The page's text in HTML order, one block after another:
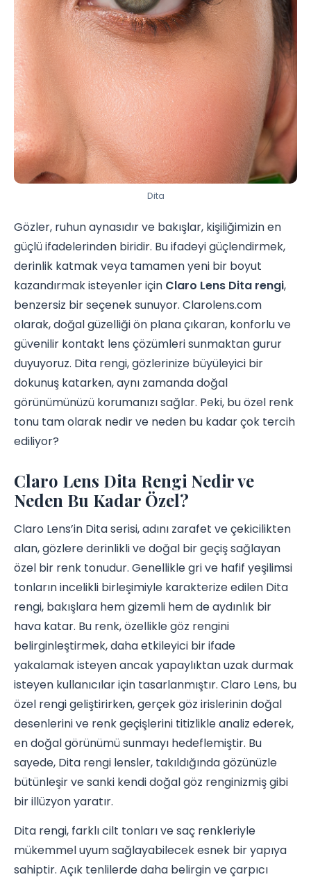
Dita
Gözler, ruhun aynasıdır ve bakışlar, kişiliğimizin en
güçlü ifadelerinden biridir. Bu ifadeyi güçlendirmek,
derinlik katmak veya tamamen yeni bir boyut
kazandırmak isteyenler için Claro Lens Dita rengi,
benzersiz bir seçenek sunuyor. Clarolens.com
olarak, doğal güzelliği ön plana çıkaran, konforlu ve
güvenilir kontakt lens çözümleri sunmaktan gurur
duyuyoruz. Dita rengi, gözlerinize büyüleyici bir
dokunuş katarken, aynı zamanda doğal
görünümünüzü korumanızı sağlar. Peki, bu özel renk
tonu tam olarak nedir ve neden bu kadar çok tercih
ediliyor?
Claro Lens Dita Rengi Nedir ve
Neden Bu Kadar Özel?
Claro Lens’in Dita serisi, adını zarafet ve çekicilikten
alan, gözlere derinlikli ve doğal bir geçiş sağlayan
özel bir renk tonudur. Genellikle gri ve hafif yeşilimsi
tonların incelikli birleşimiyle karakterize edilen Dita
rengi, bakışlara hem gizemli hem de aydınlık bir
hava katar. Bu renk, özellikle göz rengini
belirginleştirmek, daha etkileyici bir ifade
yakalamak isteyen ancak yapaylıktan uzak durmak
isteyen kullanıcılar için tasarlanmıştır. Claro Lens, bu
özel rengi geliştirirken, gerçek göz irislerinin doğal
desenlerini ve renk geçişlerini titizlikle analiz ederek,
en doğal görünümü sunmayı hedeflemiştir. Bu
sayede, Dita rengi lensler, takıldığında gözünüzle
bütünleşir ve sanki kendi doğal göz renginizmiş gibi
bir illüzyon yaratır.
Dita rengi, farklı cilt tonları ve saç renkleriyle
mükemmel uyum sağlayabilecek esnek bir yapıya
sahiptir. Açık tenlilerde daha belirgin ve çarpıcı